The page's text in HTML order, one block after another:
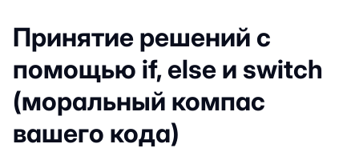
Принятие решений с
помощью if, else и switch
(моральный компас
вашего кода)